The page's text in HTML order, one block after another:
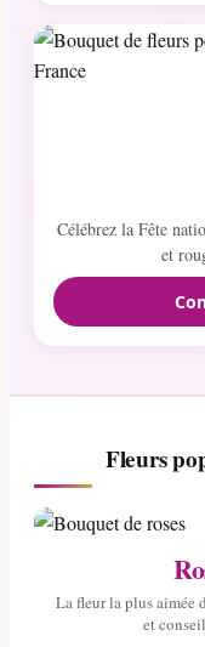
Célébrez la Fête
et
Fleurs
La fleur la plus aimée
et